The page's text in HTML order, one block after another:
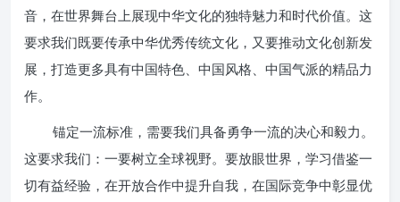
音，在世界舞台上展现中华文化的独特魅力和时代价值。这
要求我们既要传承中华优秀传统文化，又要推动文化创新发
展，打造更多具有中国特色、中国风格、中国气派的精品力
作。
锚定一流标准，需要我们具备勇争一流的决心和毅力。
这要求我们：一要树立全球视野。要放眼世界，学习借鉴一
切有益经验，在开放合作中提升自我，在国际竞争中彰显优